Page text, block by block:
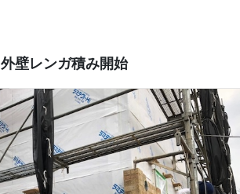
外壁レンガ積み開始